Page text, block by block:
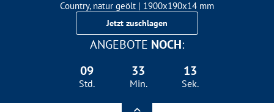
Country, natur geölt | 1900x190x14 mm
Landhausdiele Eiche für nur 29,90 €/m²
Jetzt zuschlagen
ANGEBOTE NOCH:
09
Std.
33
Min.
13
Sek.